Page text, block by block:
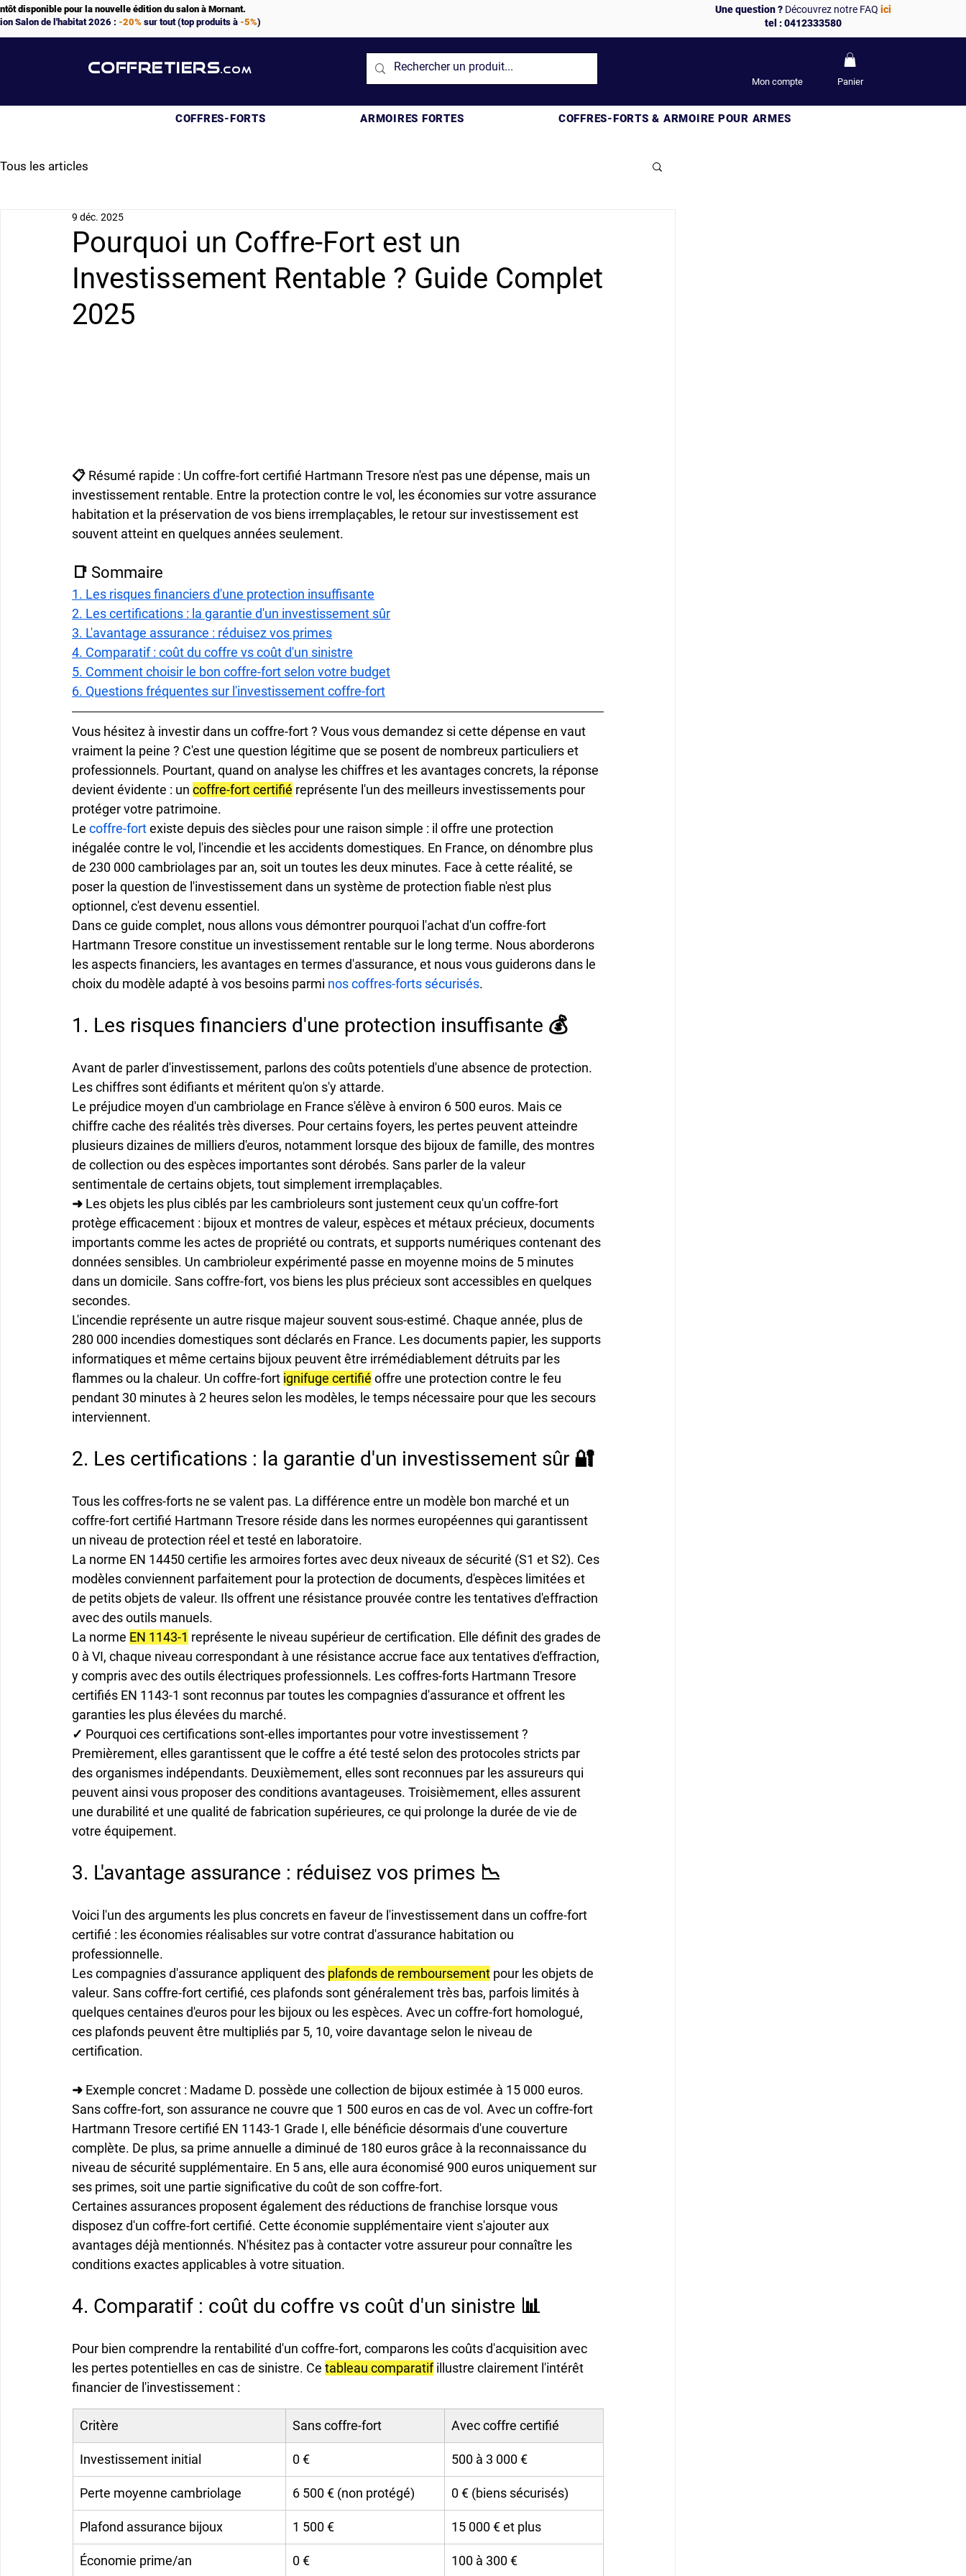
disponible pour la nouvelle édition du salon à Mornant.
Salon de l'habitat 2026 : -20% sur tout (top produits à -5%)
Une question ? Découvrez notre FAQici
tel : 0412333580
COFFRETIERS.COM
Mon compte Panier
COFFRES-FORTS ARMOIRES FORTES COFFRES-FORTS & ARMOIRE POUR ARMES
Tous les articles
Pourquoi un Coffre-Fort est un
Investissement Rentable ? Guide Complet
2025
9 déc. 2025
📋 Résumé rapide : Un coffre-fort certifié Hartmann Tresore n'est pas une dépense, mais un
investissement rentable. Entre la protection contre le vol, les économies sur votre assurance
habitation et la préservation de vos biens irremplaçables, le retour sur investissement est
souvent atteint en quelques années seulement.
📑 Sommaire
1. Les risques financiers d'une protection insuffisante
2. Les certifications : la garantie d'un investissement sûr
3. L'avantage assurance : réduisez vos primes
4. Comparatif : coût du coffre vs coût d'un sinistre
5. Comment choisir le bon coffre-fort selon votre budget
6. Questions fréquentes sur l'investissement coffre-fort
Vous hésitez à investir dans un coffre-fort ? Vous vous demandez si cette dépense en vaut
vraiment la peine ? C'est une question légitime que se posent de nombreux particuliers et
professionnels. Pourtant, quand on analyse les chiffres et les avantages concrets, la réponse
devient évidente : un coffre-fort certifié représente l'un des meilleurs investissements pour
protéger votre patrimoine.
Le coffre-fort existe depuis des siècles pour une raison simple : il offre une protection
inégalée contre le vol, l'incendie et les accidents domestiques. En France, on dénombre plus
de 230 000 cambriolages par an, soit un toutes les deux minutes. Face à cette réalité, se
poser la question de l'investissement dans un système de protection fiable n'est plus
optionnel, c'est devenu essentiel.
Dans ce guide complet, nous allons vous démontrer pourquoi l'achat d'un coffre-fort
Hartmann Tresore constitue un investissement rentable sur le long terme. Nous aborderons
les aspects financiers, les avantages en termes d'assurance, et nous vous guiderons dans le
choix du modèle adapté à vos besoins parmi nos coffres-forts sécurisés.
1. Les risques financiers d'une protection insuffisante 💰
Avant de parler d'investissement, parlons des coûts potentiels d'une absence de protection.
Les chiffres sont édifiants et méritent qu'on s'y attarde.
Le préjudice moyen d'un cambriolage en France s'élève à environ 6 500 euros. Mais ce
chiffre cache des réalités très diverses. Pour certains foyers, les pertes peuvent atteindre
plusieurs dizaines de milliers d'euros, notamment lorsque des bijoux de famille, des montres
de collection ou des espèces importantes sont dérobés. Sans parler de la valeur
sentimentale de certains objets, tout simplement irremplaçables.
➜ Les objets les plus ciblés par les cambrioleurs sont justement ceux qu'un coffre-fort
protège efficacement : bijoux et montres de valeur, espèces et métaux précieux, documents
importants comme les actes de propriété ou contrats, et supports numériques contenant des
données sensibles. Un cambrioleur expérimenté passe en moyenne moins de 5 minutes
dans un domicile. Sans coffre-fort, vos biens les plus précieux sont accessibles en quelques
secondes.
L'incendie représente un autre risque majeur souvent sous-estimé. Chaque année, plus de
280 000 incendies domestiques sont déclarés en France. Les documents papier, les supports
informatiques et même certains bijoux peuvent être irrémédiablement détruits par les
flammes ou la chaleur. Un coffre-fort ignifuge certifié offre une protection contre le feu
pendant 30 minutes à 2 heures selon les modèles, le temps nécessaire pour que les secours
interviennent.
2. Les certifications : la garantie d'un investissement sûr 🔐
Tous les coffres-forts ne se valent pas. La différence entre un modèle bon marché et un
coffre-fort certifié Hartmann Tresore réside dans les normes européennes qui garantissent
un niveau de protection réel et testé en laboratoire.
La norme EN 14450 certifie les armoires fortes avec deux niveaux de sécurité (S1 et S2). Ces
modèles conviennent parfaitement pour la protection de documents, d'espèces limitées et
de petits objets de valeur. Ils offrent une résistance prouvée contre les tentatives d'effraction
avec des outils manuels.
La norme EN 1143-1 représente le niveau supérieur de certification. Elle définit des grades de
0 à VI, chaque niveau correspondant à une résistance accrue face aux tentatives d'effraction,
y compris avec des outils électriques professionnels. Les coffres-forts Hartmann Tresore
certifiés EN 1143-1 sont reconnus par toutes les compagnies d'assurance et offrent les
garanties les plus élevées du marché.
✓ Pourquoi ces certifications sont-elles importantes pour votre investissement ?
Premièrement, elles garantissent que le coffre a été testé selon des protocoles stricts par
des organismes indépendants. Deuxièmement, elles sont reconnues par les assureurs qui
peuvent ainsi vous proposer des conditions avantageuses. Troisièmement, elles assurent
une durabilité et une qualité de fabrication supérieures, ce qui prolonge la durée de vie de
votre équipement.
3. L'avantage assurance : réduisez vos primes 📉
Voici l'un des arguments les plus concrets en faveur de l'investissement dans un coffre-fort
certifié : les économies réalisables sur votre contrat d'assurance habitation ou
professionnelle.
Les compagnies d'assurance appliquent des plafonds de remboursement pour les objets de
valeur. Sans coffre-fort certifié, ces plafonds sont généralement très bas, parfois limités à
quelques centaines d'euros pour les bijoux ou les espèces. Avec un coffre-fort homologué,
ces plafonds peuvent être multipliés par 5, 10, voire davantage selon le niveau de
certification.
➜ Exemple concret : Madame D. possède une collection de bijoux estimée à 15 000 euros.
Sans coffre-fort, son assurance ne couvre que 1 500 euros en cas de vol. Avec un coffre-fort
Hartmann Tresore certifié EN 1143-1 Grade I, elle bénéficie désormais d'une couverture
complète. De plus, sa prime annuelle a diminué de 180 euros grâce à la reconnaissance du
niveau de sécurité supplémentaire. En 5 ans, elle aura économisé 900 euros uniquement sur
ses primes, soit une partie significative du coût de son coffre-fort.
Certaines assurances proposent également des réductions de franchise lorsque vous
disposez d'un coffre-fort certifié. Cette économie supplémentaire vient s'ajouter aux
avantages déjà mentionnés. N'hésitez pas à contacter votre assureur pour connaître les
conditions exactes applicables à votre situation.
4. Comparatif : coût du coffre vs coût d'un sinistre 📊
Pour bien comprendre la rentabilité d'un coffre-fort, comparons les coûts d'acquisition avec
les pertes potentielles en cas de sinistre. Ce tableau comparatif illustre clairement l'intérêt
financier de l'investissement :
Critère Sans coffre-fort Avec coffre certifié
Investissement initial 0 € 500 à 3 000 €
Perte moyenne cambriolage 6 500 € (non protégé) 0 € (biens sécurisés)
Plafond assurance bijoux 1 500 € 15 000 € et plus
Économie prime/an 0 € 100 à 300 €